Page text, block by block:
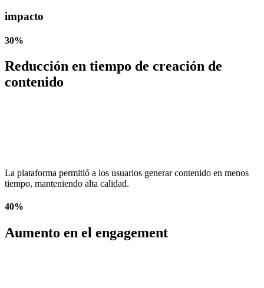
impacto
30%
Reducción en tiempo de creación de
contenido
La plataforma permitió a los usuarios generar contenido en menos
tiempo, manteniendo alta calidad.
40%
Aumento en el engagement